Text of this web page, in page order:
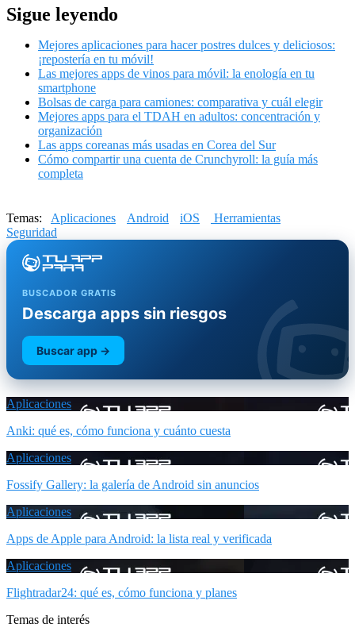
Sigue leyendo
Mejores aplicaciones para hacer postres dulces y deliciosos:
¡repostería en tu móvil!
Las mejores apps de vinos para móvil: la enología en tu
smartphone
Bolsas de carga para camiones: comparativa y cuál elegir
Mejores apps para el TDAH en adultos: concentración y
organización
Las apps coreanas más usadas en Corea del Sur
Cómo compartir una cuenta de Crunchyroll: la guía más
completa
Temas: Aplicaciones Android iOS
Herramientas
Seguridad
BUSCADOR GRATIS
Descarga apps sin riesgos
Buscar app →
Aplicaciones
Anki: qué es, cómo funciona y cuánto cuesta
Aplicaciones
Fossify Gallery: la galería de Android sin anuncios
Aplicaciones
Apps de Apple para Android: la lista real y verificada
Aplicaciones
Flightradar24: qué es, cómo funciona y planes
Temas de interés